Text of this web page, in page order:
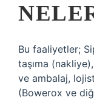
Bu faaliyetler;
taşıma
ve ambalaj,
(Bowerox ve